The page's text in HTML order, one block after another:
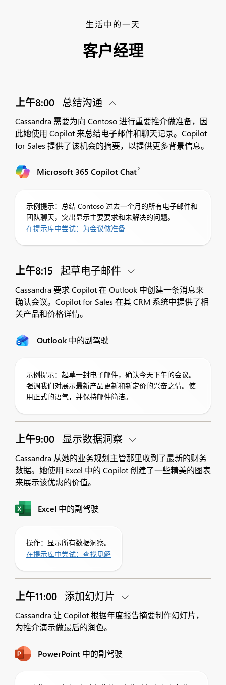
生活中的一天
客户经理
上午8:00 总结沟通
Cassandra 需要为向 Contoso 进行重要推介做准备，因
此她使用 Copilot 来总结电子邮件和聊天记录。Copilot
for Sales 提供了该机会的摘要，以提供更多背景信息。
Microsoft 365 Copilot Chat2
示例提示：总结 Contoso 过去一个月的所有电子邮件和
团队聊天，突出显示主要要求和未解决的问题。
在提示库中尝试：为会议做准备
上午8:15 起草电子邮件
Cassandra 要求 Copilot 在 Outlook 中创建一条消息来
确认会议。Copilot for Sales 在其 CRM 系统中提供了相
关产品和价格详情。
Outlook 中的副驾驶
示例提示：起草一封电子邮件，确认今天下午的会议。
强调我们对展示最新产品更新和新定价的兴奋之情。使
用正式的语气，并保持邮件简洁。
上午9:00 显示数据洞察
Cassandra 从她的业务规划主管那里收到了最新的财务
数据。她使用 Excel 中的 Copilot 创建了一些精美的图表
来展示该优惠的价值。
Excel 中的副驾驶
操作：显示所有数据洞察。
在提示库中尝试：查找见解
上午11:00 添加幻灯片
Cassandra 让 Copilot 根据年度报告摘要制作幻灯片，
为推介演示做最后的润色。
PowerPoint 中的副驾驶